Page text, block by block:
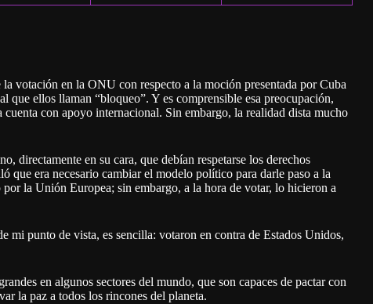
votación en la ONU con respecto a la moción presentada por Cuba
que ellos llaman “bloqueo”. Y es comprensible esa preocupación,
con apoyo internacional. Sin embargo, la realidad dista mucho
directamente en su cara, que debían respetarse los derechos
que era necesario cambiar el modelo político para darle paso a la
la Unión Europea; sin embargo, a la hora de votar, lo hicieron a
mi punto de vista, es sencilla: votaron en contra de Estados Unidos,
en algunos sectores del mundo, que son capaces de pactar con
la paz a todos los rincones del planeta.